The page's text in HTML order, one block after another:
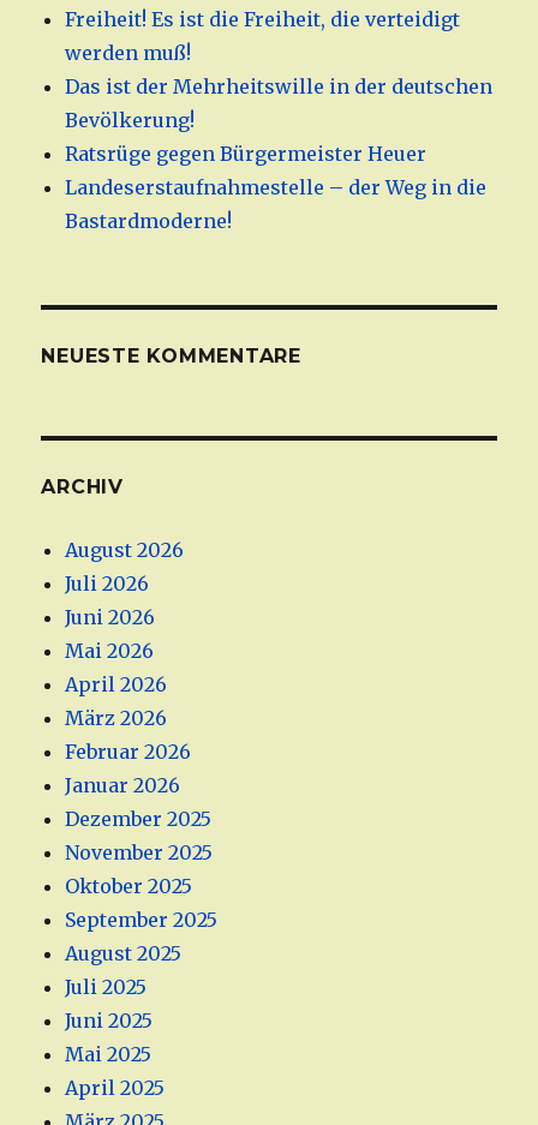
Freiheit! Es ist die Freiheit, die verteidigt
werden muß!
Das ist der Mehrheitswille in der deutschen
Bevölkerung!
Ratsrüge gegen Bürgermeister Heuer
Landeserstaufnahmestelle – der Weg in die
Bastardmoderne!
NEUESTE KOMMENTARE
ARCHIV
August 2026
Juli 2026
Juni 2026
Mai 2026
April 2026
März 2026
Februar 2026
Januar 2026
Dezember 2025
November 2025
Oktober 2025
September 2025
August 2025
Juli 2025
Juni 2025
Mai 2025
April 2025